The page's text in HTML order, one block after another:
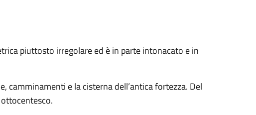
piuttosto irregolare ed è in parte intonacato e in
camminamenti e la cisterna dell’antica fortezza. Del